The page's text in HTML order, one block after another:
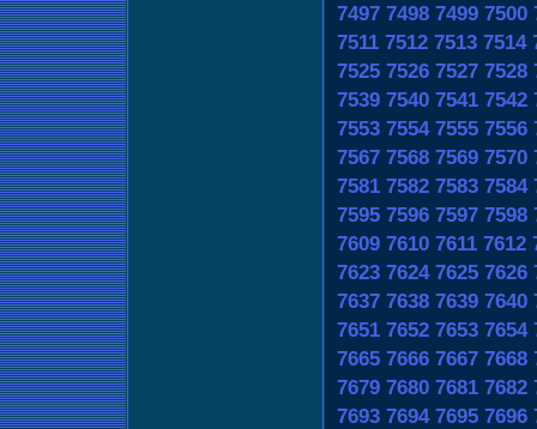
7497 7498 7499 7500
7511 7512 7513 7514
7525 7526 7527 7528
7539 7540 7541 7542
7553 7554 7555 7556
7567 7568 7569 7570
7581 7582 7583 7584
7595 7596 7597 7598
7609 7610 7611 7612
7623 7624 7625 7626
7637 7638 7639 7640
7651 7652 7653 7654
7665 7666 7667 7668
7679 7680 7681 7682
7693 7694 7695 7696